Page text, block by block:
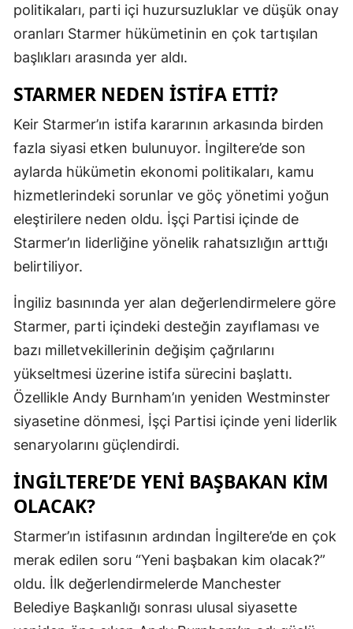
politikaları, parti içi huzursuzluklar ve düşük onay
oranları Starmer hükümetinin en çok tartışılan
başlıkları arasında yer aldı.
STARMER NEDEN ISTIFA ETTI?
Keir Starmer’ın istifa kararının arkasında birden
fazla siyasi etken bulunuyor. İngiltere’de son
aylarda hükümetin ekonomi politikaları, kamu
hizmetlerindeki sorunlar ve göç yönetimi yoğun
eleştirilere neden oldu. İşçi Partisi içinde de
Starmer’ın liderliğine yönelik rahatsızlığın arttığı
belirtiliyor.
İngiliz basınında yer alan değerlendirmelere göre
Starmer, parti içindeki desteğin zayıflaması ve
bazı milletvekillerinin değişim çağrılarını
yükseltmesi üzerine istifa sürecini başlattı.
Özellikle Andy Burnham’ın yeniden Westminster
siyasetine dönmesi, İşçi Partisi içinde yeni liderlik
senaryolarını güçlendirdi.
İNGILTERE’DE YENI BAŞBAKAN KIM
OLACAK?
Starmer’ın istifasının ardından İngiltere’de en çok
merak edilen soru “Yeni başbakan kim olacak?”
oldu. İlk değerlendirmelerde Manchester
Belediye Başkanlığı sonrası ulusal siyasette